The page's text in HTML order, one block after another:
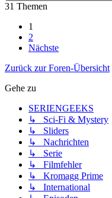
31 Themen
1
2
Nächste
Zurück zur Foren-Übersicht
Gehe zu
SERIENGEEKS
↳ Sci-Fi & Mystery
↳ Sliders
↳ Nachrichten
↳ Serie
↳ Filmfehler
↳ Kromagg Prime
↳ International